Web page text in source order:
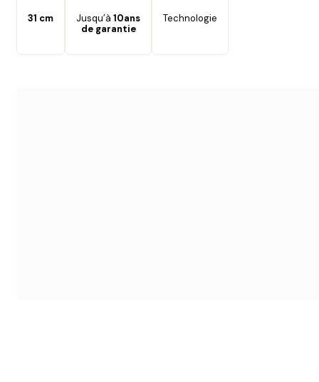
31 cm Jusqu’à 10ans
de garantie
Technologie